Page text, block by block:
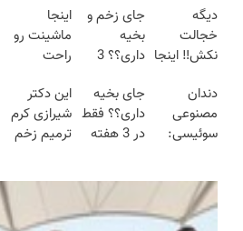
دیگه
خجالت
نکش‼️ اینجا
بکار
(تضمینی)
جای زخم و
بخیه
داری؟؟ 3
محوش کن!
اینجا
ماشینت رو
راحت
ثبت
درخواست
فروش)
دندان
مصنوعی
سوئیسی:
اروپا، سبک
و مقاوم |
جای بخیه
داری؟؟ فقط
در 3 هفته
این دکتر
شیرازی کرم
ترمیم زخم